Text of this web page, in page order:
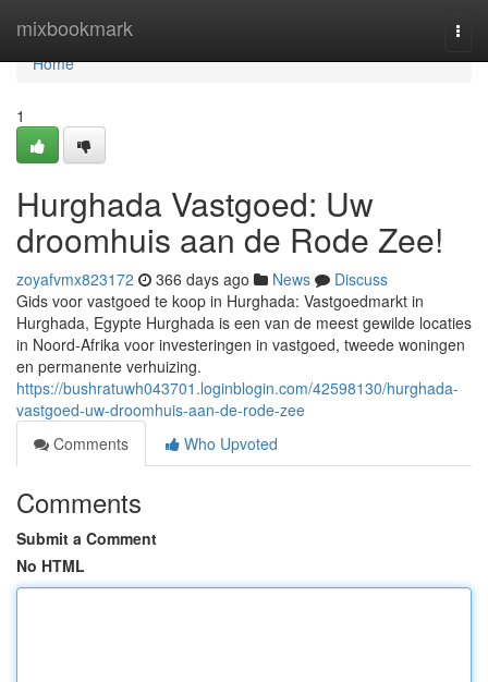
mixbookmark
Home
Home
1
Hurghada Vastgoed: Uw
droomhuis aan de Rode Zee!
zoyafvmx823172 366 days ago News
Discuss
Gids voor vastgoed te koop in Hurghada: Vastgoedmarkt in
Hurghada, Egypte Hurghada is een van de meest gewilde locaties
in Noord-Afrika voor investeringen in vastgoed, tweede woningen
en permanente verhuizing.
https://bushratuwh043701.loginblogin.com/42598130/hurghada-
vastgoed-uw-droomhuis-aan-de-rode-zee
Comments
Who Upvoted
Comments
Submit a Comment
No HTML